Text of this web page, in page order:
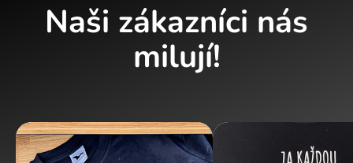
Naši zákazníci nás
milují!